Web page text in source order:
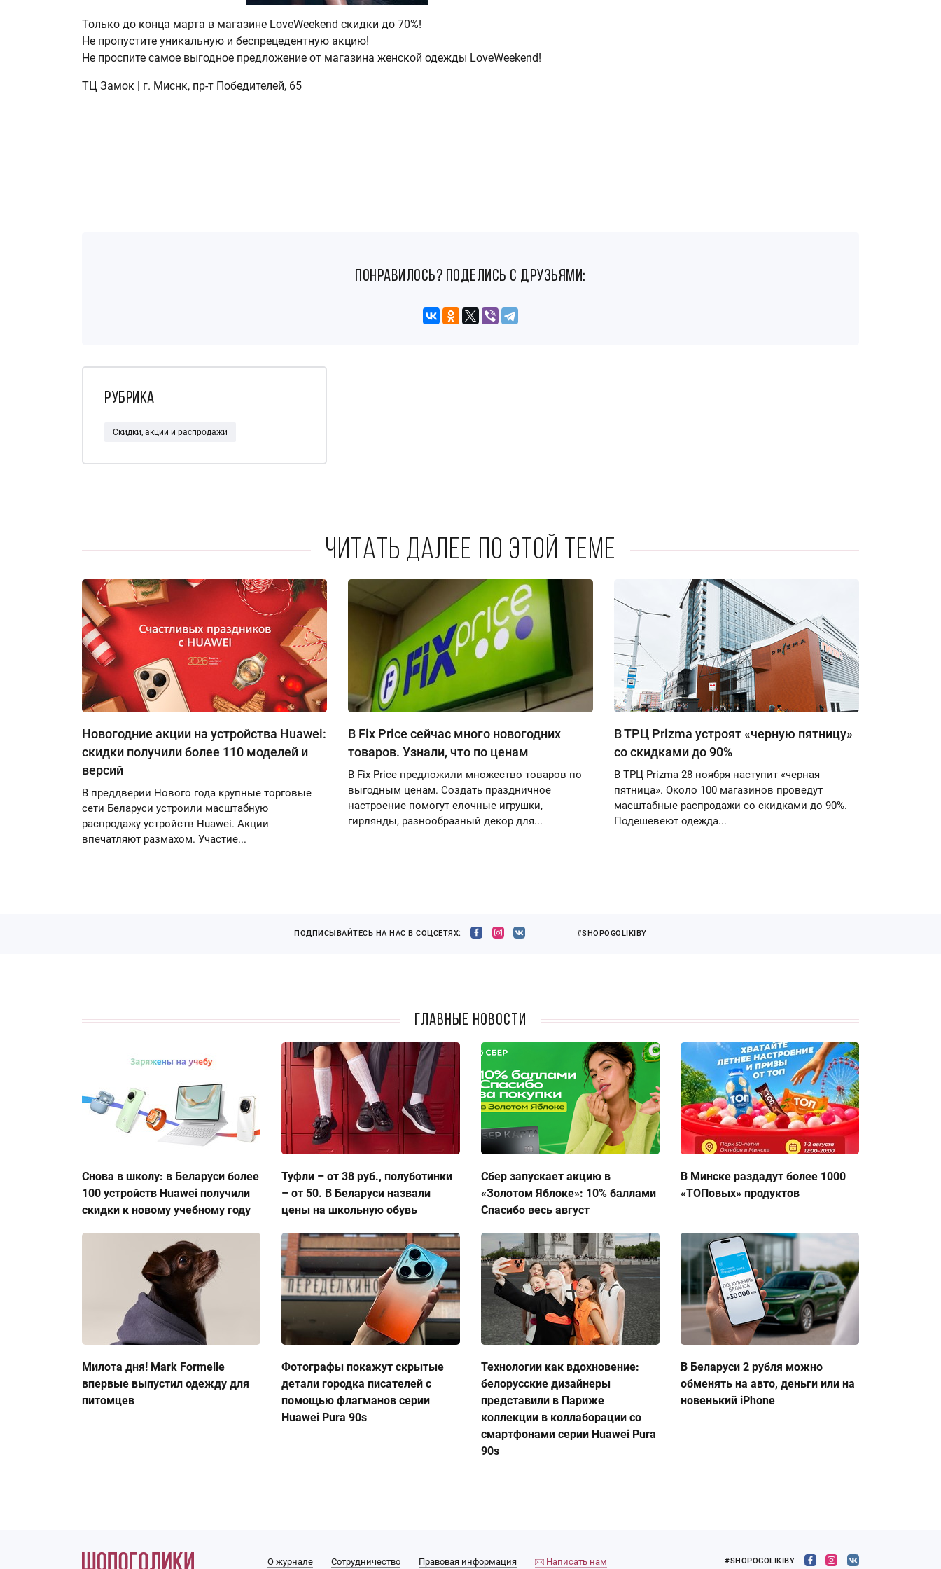
Только до конца марта в магазине LoveWeekend скидки до 70%!
Не пропустите уникальную и беспрецедентную акцию!
Не проспите самое выгодное предложение от магазина женской одежды LoveWeekend!
ТЦ Замок | г. Миснк, пр-т Победителей, 65
понравилось? поделись с друзьями:
Рубрика
Скидки, акции и распродажи
Читать далее по этой теме
Новогодние акции на устройства Huawei:
скидки получили более 110 моделей и
версий
В преддверии Нового года крупные торговые
сети Беларуси устроили масштабную
распродажу устройств Huawei. Акции
впечатляют размахом. Участие...
В Fix Price сейчас много новогодних
товаров. Узнали, что по ценам
В Fix Price предложили множество товаров по
выгодным ценам. Создать праздничное
настроение помогут елочные игрушки,
гирлянды, разнообразный декор для...
В ТРЦ Prizma устроят «черную пятницу»
со скидками до 90%
В ТРЦ Prizma 28 ноября наступит «черная
пятница». Около 100 магазинов проведут
масштабные распродажи со скидками до 90%.
Подешевеют одежда...
ПОДПИСЫВАЙТЕСЬ НА НАС В СОЦСЕТЯХ: #SHOPOGOLIKIBY
Главные новости
Снова в школу: в Беларуси более
100 устройств Huawei получили
скидки к новому учебному году
Туфли – от 38 руб., полуботинки
– от 50. В Беларуси назвали
цены на школьную обувь
Сбер запускает акцию в
«Золотом Яблоке»: 10% баллами
Спасибо весь август
В Минске раздадут более 1000
«ТОПовых» продуктов
Милота дня! Mark Formelle
впервые выпустил одежду для
питомцев
Фотографы покажут скрытые
детали городка писателей с
помощью флагманов серии
Huawei Pura 90s
Технологии как вдохновение:
белорусские дизайнеры
представили в Париже
коллекции в коллаборации со
смартфонами серии Huawei Pura
90s
В Беларуси 2 рубля можно
обменять на авто, деньги или на
новенький iPhone
О журнале Сотрудничество Правовая информация Написать нам #SHOPOGOLIKIBY